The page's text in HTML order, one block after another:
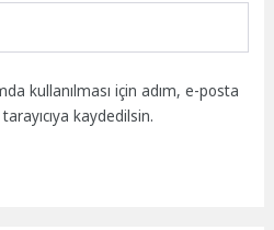
kullanılması için adım, e-posta
kaydedilsin.